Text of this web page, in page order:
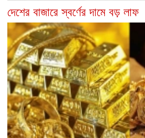
দেশের বাজারে স্বর্ণের দামে বড় লাফ